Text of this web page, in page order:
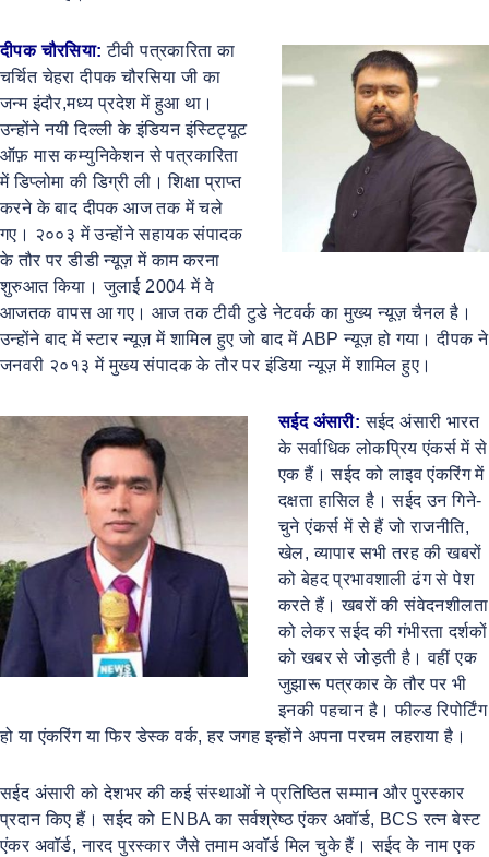
दीपक चौरसिया: टीवी पत्रकारिता का
चर्चित चेहरा दीपक चौरसिया जी का
जन्म इंदौर,मध्य प्रदेश में हुआ था।
उन्होंने नयी दिल्ली के इंडियन इंस्टिट्यूट
ऑफ़ मास कम्युनिकेशन से पत्रकारिता
में डिप्लोमा की डिग्री ली। शिक्षा प्राप्त
करने के बाद दीपक आज तक में चले
गए। २००३ में उन्होंने सहायक संपादक
के तौर पर डीडी न्यूज़ में काम करना
शुरुआत किया। जुलाई 2004 में वे
आजतक वापस आ गए। आज तक टीवी टुडे नेटवर्क का मुख्य न्यूज़ चैनल है।
उन्होंने बाद में स्टार न्यूज़ में शामिल हुए जो बाद में ABP न्यूज़ हो गया। दीपक ने
जनवरी २०१३ में मुख्य संपादक के तौर पर इंडिया न्यूज़ में शामिल हुए।
सईद अंसारी:सईद अंसारी भारत
के सर्वाधिक लोकप्रिय एंकर्स में से
एक हैं। सईद को लाइव एंकरिंग में
दक्षता हासिल है। सईद उन गिने-
चुने एंकर्स में से हैं जो राजनीति,
खेल, व्यापार सभी तरह की खबरों
को बेहद प्रभावशाली ढंग से पेश
करते हैं। खबरों की संवेदनशीलता
को लेकर सईद की गंभीरता दर्शकों
को खबर से जोड़ती है। वहीं एक
जुझारू पत्रकार के तौर पर भी
इनकी पहचान है। फील्ड रिपोर्टिंग
हो या एंकरिंग या फिर डेस्क वर्क, हर जगह इन्होंने अपना परचम लहराया है।
सईद अंसारी को देशभर की कई संस्थाओं ने प्रतिष्ठित सम्मान और पुरस्कार
प्रदान किए हैं। सईद को ENBA का सर्वश्रेष्ठ एंकर अवॉर्ड, BCS रत्न बेस्ट
एंकर अवॉर्ड, नारद पुरस्कार जैसे तमाम अवॉर्ड मिल चुके हैं। सईद के नाम एक